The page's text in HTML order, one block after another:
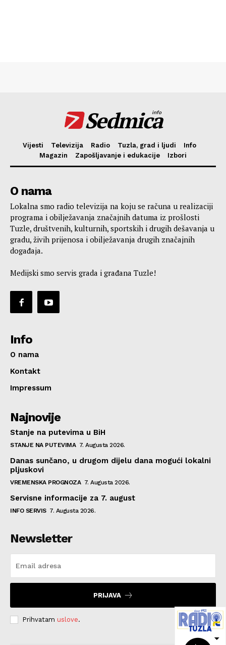
Sedmica
info
Vijesti Televizija Radio Tuzla, grad i ljudi
Info
Magazin
Zapošljavanje i edukacije Izbori
O nama
Lokalna smo radio televizija na koju se računa u realizaciji
programa i obilježavanja značajnih datuma iz prošlosti
Tuzle, društvenih, kulturnih, sportskih i drugih dešavanja u
gradu, živih prijenosa i obilježavanja drugih značajnih
događaja.
Medijski smo servis grada i građana Tuzle!
Info
O nama
Kontakt
Impressum
Najnovije
Stanje na putevima u BiH
STANJE NA PUTEVIMA 7. Augusta 2026.
Danas sunčano, u drugom dijelu dana mogući lokalni
pljuskovi
VREMENSKA PROGNOZA 7. Augusta 2026.
Servisne informacije za 7. august
INFO SERVIS 7. Augusta 2026.
Newsletter
PRIJAVA
Prihvatam uslove.